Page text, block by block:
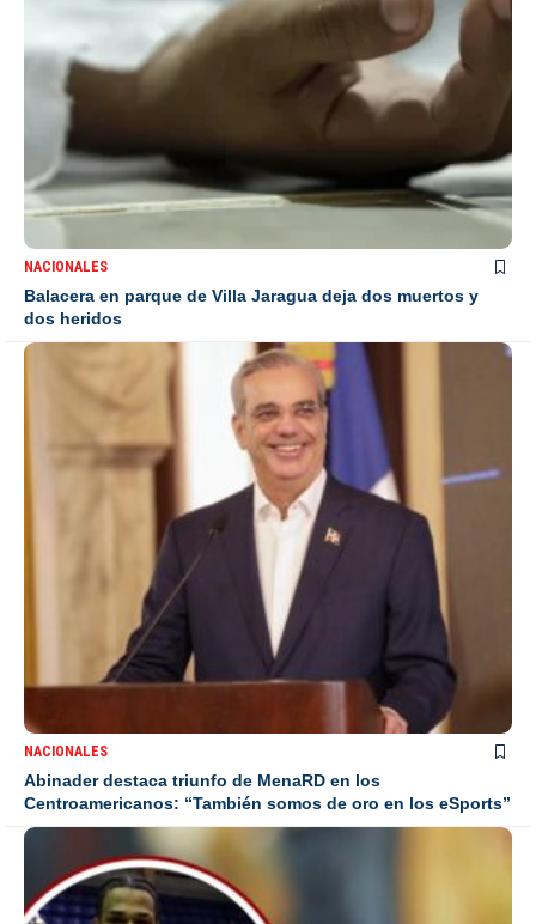
NACIONALES
Balacera en parque de Villa Jaragua deja dos muertos y
dos heridos
NACIONALES
Abinader destaca triunfo de MenaRD en los
Centroamericanos: “También somos de oro en los eSports”